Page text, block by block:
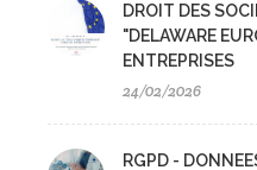
DROIT DES
"DELAWARE
ENTREPRISES
24/02/2026
RGPD -